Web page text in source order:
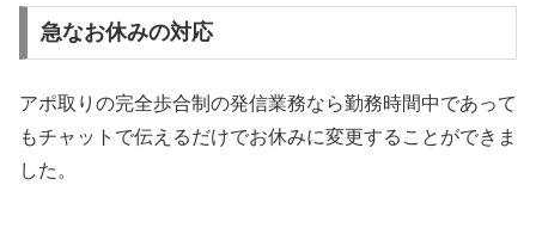
急なお休みの対応
アポ取りの完全歩合制の発信業務なら勤務時間中であって
もチャットで伝えるだけでお休みに変更することができま
した。